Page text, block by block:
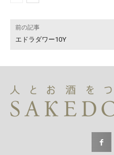
前の記事
エドラダワー10Y